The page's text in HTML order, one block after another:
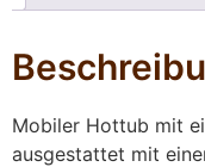
Mobiler Hottub mit
ausgestattet mit